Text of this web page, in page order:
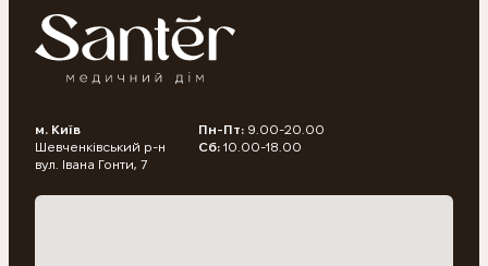
допомоги. Консультації, діагностика, ведення вагітності, лікування
естетичних і функціональних проблем, а також підтримка в період
менопаузи чи після онкологічного лікування — усе це наша
щоденна практика.
захворюваннями репродуктивної системи: від скринінгу та
ранньої діагностики до хірургічного лікування, реабілітації та
психологічної підтримки.
Комплексний підхід до діагностики та лікування новоутворень —
Пн-Пт: 9.00-20.00
Сб: 10.00-18.00
м. Київ
Шевченківський р-н
вул. Івана Гонти, 7